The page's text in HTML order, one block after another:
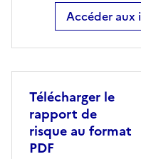
Accéder aux
Télécharger le
rapport de
risque au format
PDF